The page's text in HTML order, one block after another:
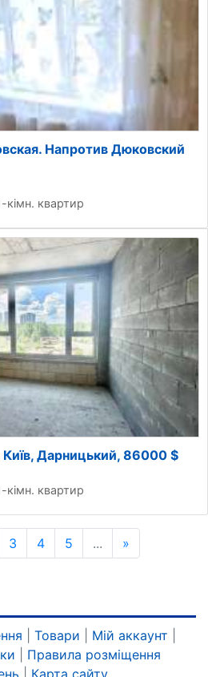
Напротив Дюковский
квартир
Дарницький, 86000 $
квартир
сторінка
3 4 5 ... »
Товари Мій аккаунт
Правила розміщення
Карта сайту